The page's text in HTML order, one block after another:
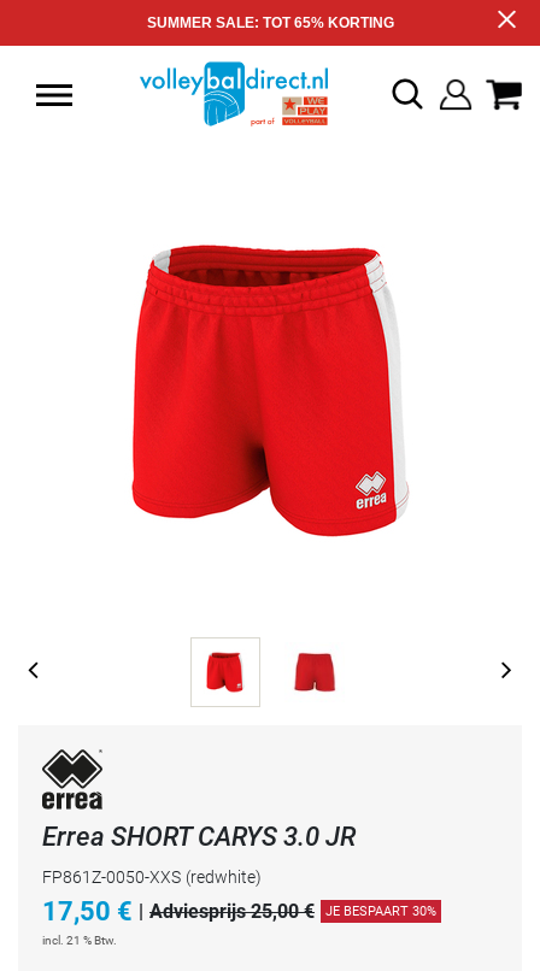
SUMMER SALE: TOT 65% KORTING
Errea SHORT CARYS 3.0 JR
FP861Z-0050-XXS (redwhite)
17,50 € | Adviesprijs 25,00 € JE BESPAART 30%
incl. 21 % Btw.